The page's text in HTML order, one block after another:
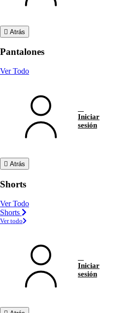
Atrás
Pantalones
Ver Todo
Iniciar
sesión
Atrás
Shorts
Ver Todo
Shorts
Ver todo
Iniciar
sesión